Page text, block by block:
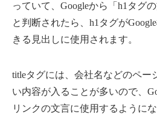
っていて、Googleから「h1タグ
と判断されたら、h1タグが
きる見出しに使用されます。
titleタグには、会社名などのペー
い内容が入ることが多いので、
リンクの文言に使用するように